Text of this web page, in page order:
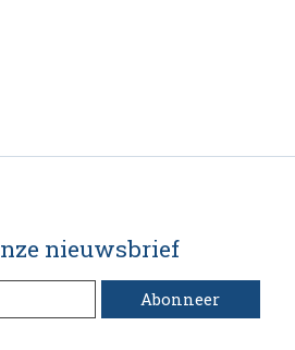
nieuwsbrief
Abonneer